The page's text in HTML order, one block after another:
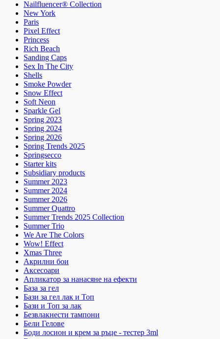
Nailfluencer® Collection
New York
Paris
Pixel Effect
Princess
Rich Beach
Sanding Caps
Sex In The City
Shells
Smoke Powder
Snow Effect
Soft Neon
Sparkle Gel
Spring 2023
Spring 2024
Spring 2026
Spring Trends 2025
Springsecco
Starter kits
Subsidiary products
Summer 2023
Summer 2024
Summer 2026
Summer Quattro
Summer Trends 2025 Collection
Summer Trio
We Are The Colors
Wow! Effect
Xmas Three
Акрилни бои
Аксесоари
Апликатор за нанасяне на ефекти
База за гел
Бази за гел лак и Топ
Бази и Топ за лак
Безвлакнести тампони
Бели Гелове
Боди лосион и крем за ръце - тестер 3ml